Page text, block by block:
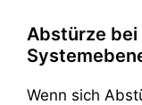
Abstürze bei
Wenn sich